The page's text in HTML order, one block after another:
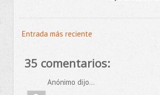
Entrada más reciente
35 comentarios:
Anónimo dijo...